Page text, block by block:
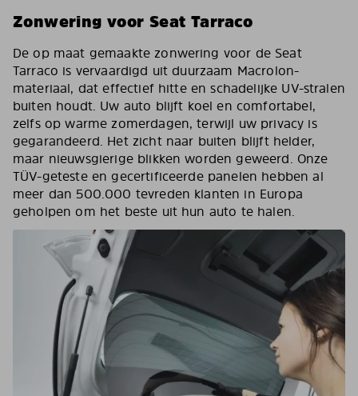
Zonwering voor Seat Tarraco
De op maat gemaakte zonwering voor de Seat
Tarraco is vervaardigd uit duurzaam Macrolon-
materiaal, dat effectief hitte en schadelijke UV-stralen
buiten houdt. Uw auto blijft koel en comfortabel,
zelfs op warme zomerdagen, terwijl uw privacy is
gegarandeerd. Het zicht naar buiten blijft helder,
maar nieuwsgierige blikken worden geweerd. Onze
TÜV-geteste en gecertificeerde panelen hebben al
meer dan 500.000 tevreden klanten in Europa
geholpen om het beste uit hun auto te halen.